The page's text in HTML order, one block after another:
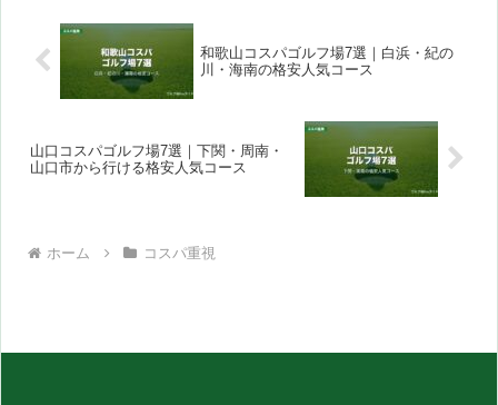
和歌山コスパゴルフ場7選｜白浜・紀の
川・海南の格安人気コース
山口コスパゴルフ場7選｜下関・周南・
山口市から行ける格安人気コース
ホーム コスパ重視